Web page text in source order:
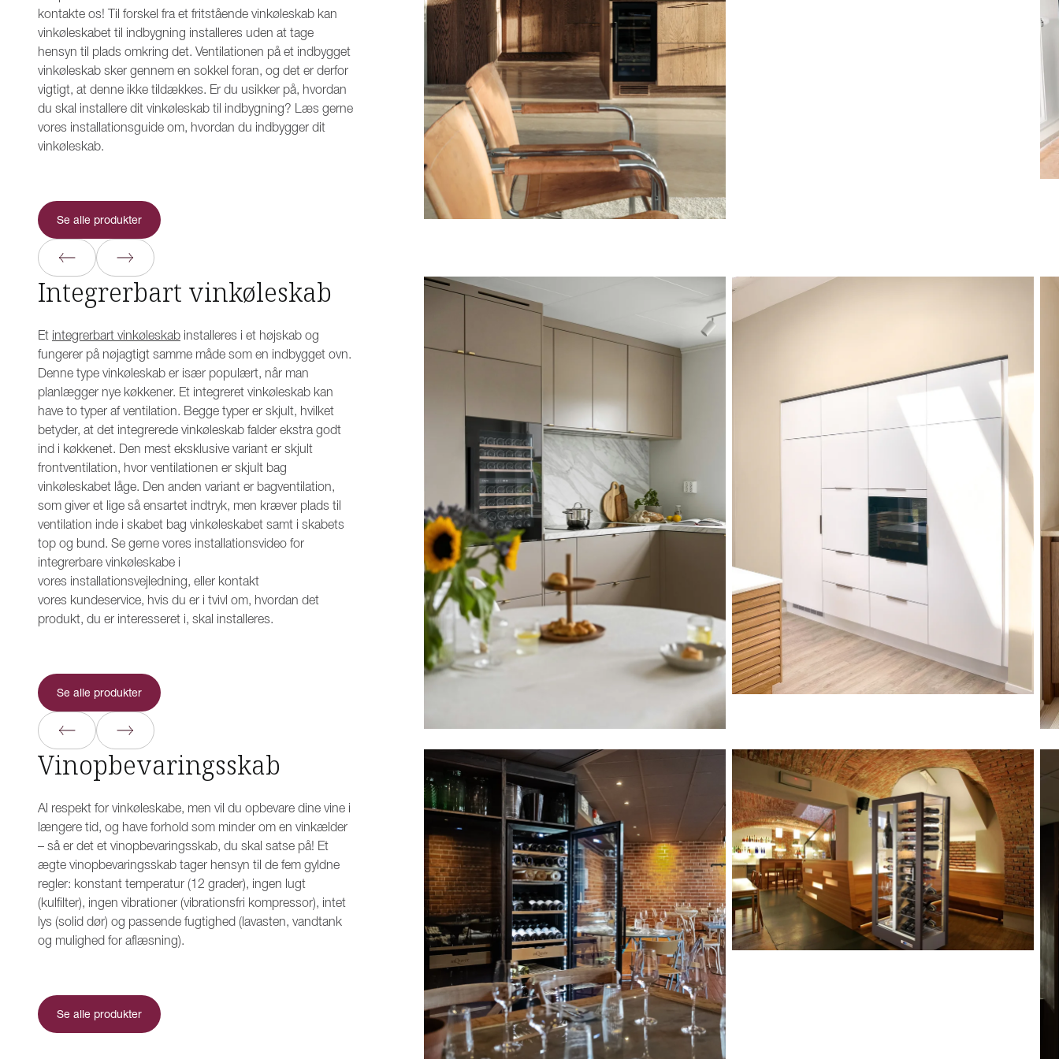
kontakte os! Til forskel fra et fritstående vinkøleskab kan
vinkøleskabet til indbygning installeres uden at tage
hensyn til plads omkring det. Ventilationen på et indbygget
vinkøleskab sker gennem en sokkel foran, og det er derfor
vigtigt, at denne ikke tildækkes. Er du usikker på, hvordan
du skal installere dit vinkøleskab til indbygning? Læs gerne
vores installationsguide om, hvordan du indbygger dit
vinkøleskab.
Se alle produkter
Integrerbart vinkøleskab
Et integrerbart vinkøleskab installeres i et højskab og
fungerer på nøjagtigt samme måde som en indbygget ovn.
Denne type vinkøleskab er især populært, når man
planlægger nye køkkener. Et integreret vinkøleskab kan
have to typer af ventilation. Begge typer er skjult, hvilket
betyder, at det integrerede vinkøleskab falder ekstra godt
ind i køkkenet. Den mest eksklusive variant er skjult
frontventilation, hvor ventilationen er skjult bag
vinkøleskabet låge. Den anden variant er bagventilation,
som giver et lige så ensartet indtryk, men kræver plads til
ventilation inde i skabet bag vinkøleskabet samt i skabets
top og bund. Se gerne vores installationsvideo for
integrerbare vinkøleskabe i
vores installationsvejledning, eller kontakt
vores kundeservice, hvis du er i tvivl om, hvordan det
produkt, du er interesseret i, skal installeres.
Se alle produkter
Vinopbevaringsskab
Al respekt for vinkøleskabe, men vil du opbevare dine vine i
længere tid, og have forhold som minder om en vinkælder
– så er det et vinopbevaringsskab, du skal satse på! Et
ægte vinopbevaringsskab tager hensyn til de fem gyldne
regler: konstant temperatur (12 grader), ingen lugt
(kulfilter), ingen vibrationer (vibrationsfri kompressor), intet
lys (solid dør) og passende fugtighed (lavasten, vandtank
og mulighed for aflæsning).
Se alle produkter